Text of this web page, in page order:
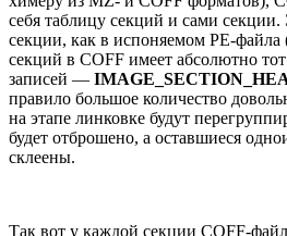
себя таблицу секций и сами
секции, как в испоняемом PE-
секций в COFF имеет абсолютно
записей —
правило большое количество
на этапе линковке будут
будет отброшено, а оставшиеся
склеены.
Так вот у каждой секции COFF-